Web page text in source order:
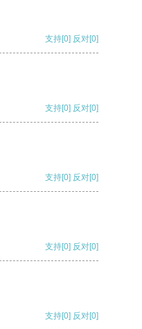
支持[0] 反对[0]
支持[0] 反对[0]
支持[0] 反对[0]
支持[0] 反对[0]
支持[0] 反对[0]